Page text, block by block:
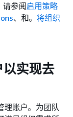
请参阅启用策略
、和。 将组织
实现去
理账户。为团队